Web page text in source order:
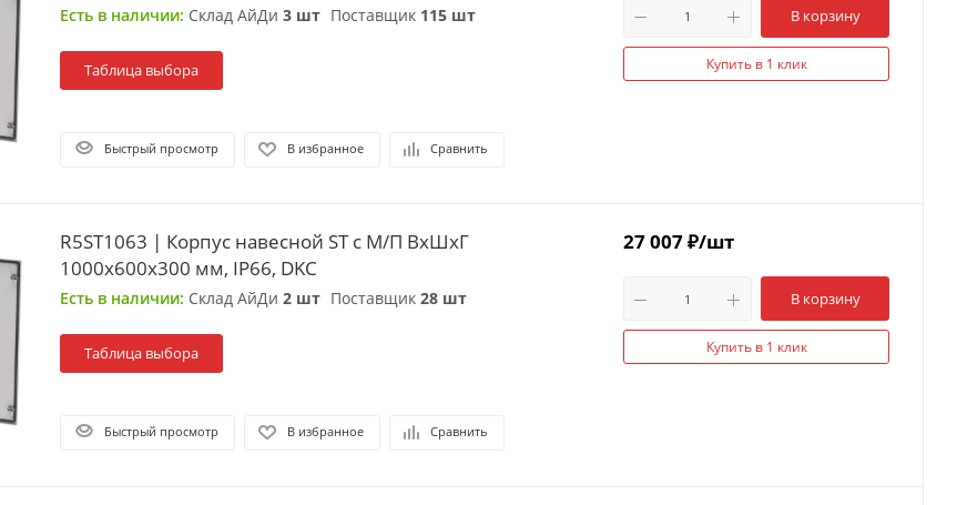
Есть в наличии: Склад АйДи 3 шт Поставщик 115 шт
Таблица выбора
Быстрый просмотр В избранное Сравнить
В корзину
Купить в 1 клик
R5ST1063 | Корпус навесной ST с М/П ВxШxГ
1000x600x300 мм, IP66, DKC
Есть в наличии: Склад АйДи 2 шт Поставщик 28 шт
Таблица выбора
Быстрый просмотр В избранное Сравнить
27 007₽/шт
В корзину
Купить в 1 клик